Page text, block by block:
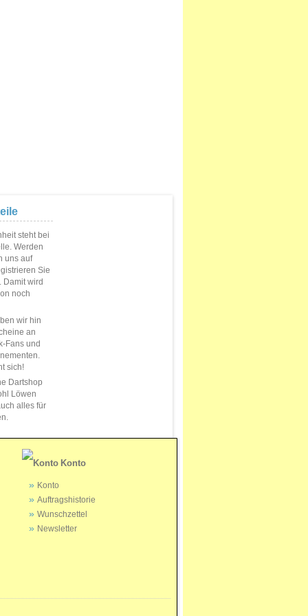
steht bei
Werden
uns auf
Sie
Damit wird
noch
wir hin
an
Fans und
sich!
Dartshop
Löwen
alles für
Konto
Konto
Auftragshistorie
Wunschzettel
Newsletter